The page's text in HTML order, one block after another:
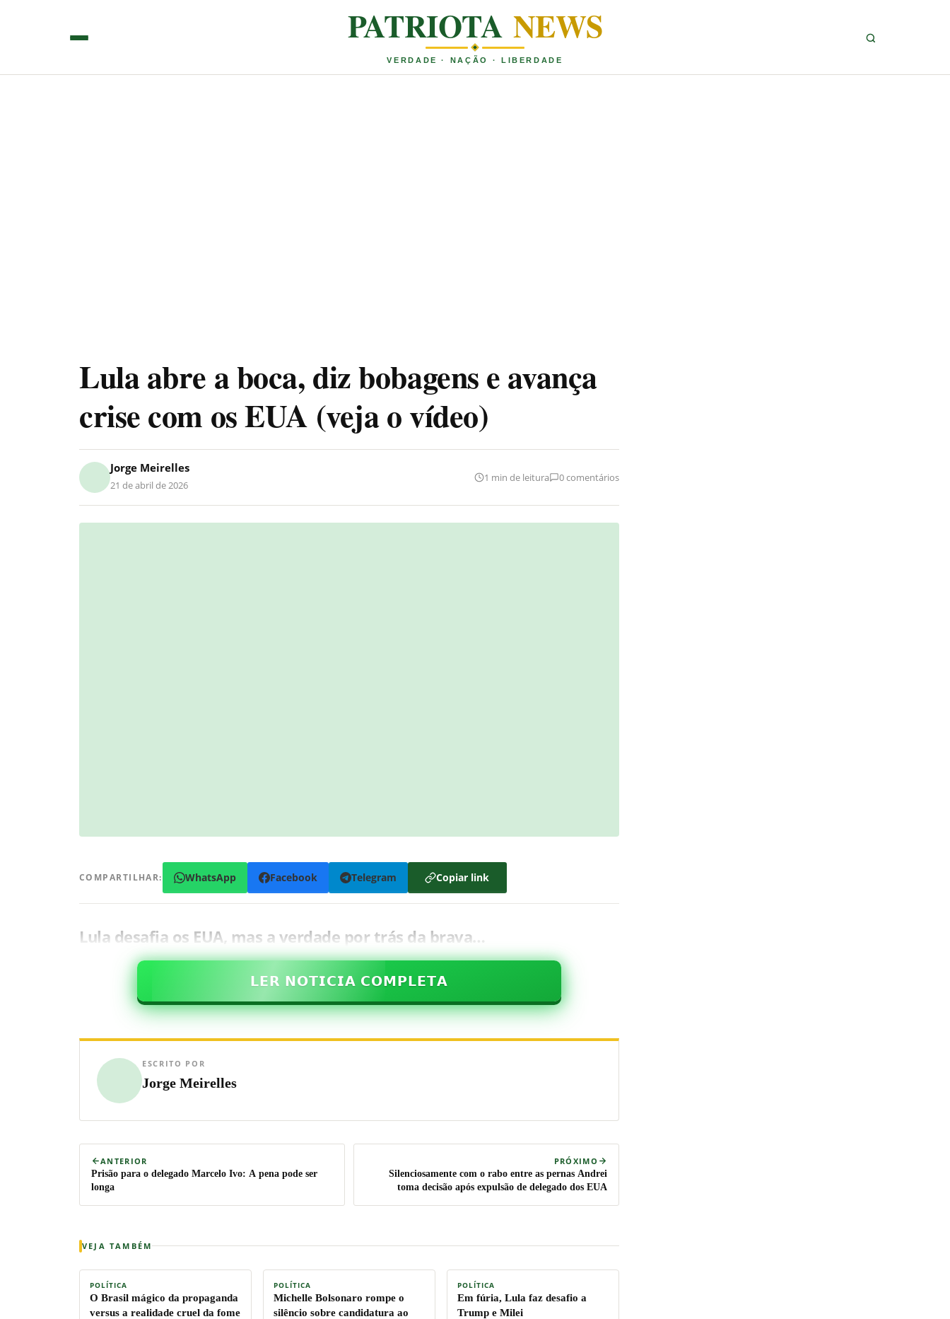
PATRIOTA NEWS
VERDADE · NAÇÃO · LIBERDADE
Lula abre a boca, diz bobagens e avança
crise com os EUA (veja o vídeo)
Jorge Meirelles
21 de abril de 2026
1 min de leitura 0 comentários
COMPARTILHAR: WhatsApp Facebook Telegram Copiar link
Lula desafia os EUA, mas a verdade por trás da brava…
𝗟𝗘𝗥 𝗡𝗢𝗧𝗜𝗖𝗜𝗔 𝗖𝗢𝗠𝗣𝗟𝗘𝗧𝗔
ESCRITO POR
Jorge Meirelles
ANTERIOR
Prisão para o delegado Marcelo Ivo: A pena pode ser
longa
PRÓXIMO
Silenciosamente com o rabo entre as pernas Andrei
toma decisão após expulsão de delegado dos EUA
VEJA TAMBÉM
POLÍTICA
O Brasil mágico da propaganda
versus a realidade cruel da fome
POLÍTICA
Michelle Bolsonaro rompe o
silêncio sobre candidatura ao
POLÍTICA
Em fúria, Lula faz desafio a
Trump e Milei